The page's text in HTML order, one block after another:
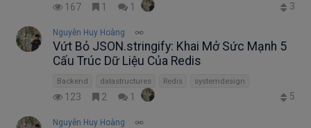
167 1 1 3
Nguyễn Huy Hoàng
Vứt Bỏ JSON.stringify: Khai Mở Sức Mạnh 5
Cấu Trúc Dữ Liệu Của Redis
Backend datastructures Redis systemdesign
123 2 1 5
Nguyễn Huy Hoàng